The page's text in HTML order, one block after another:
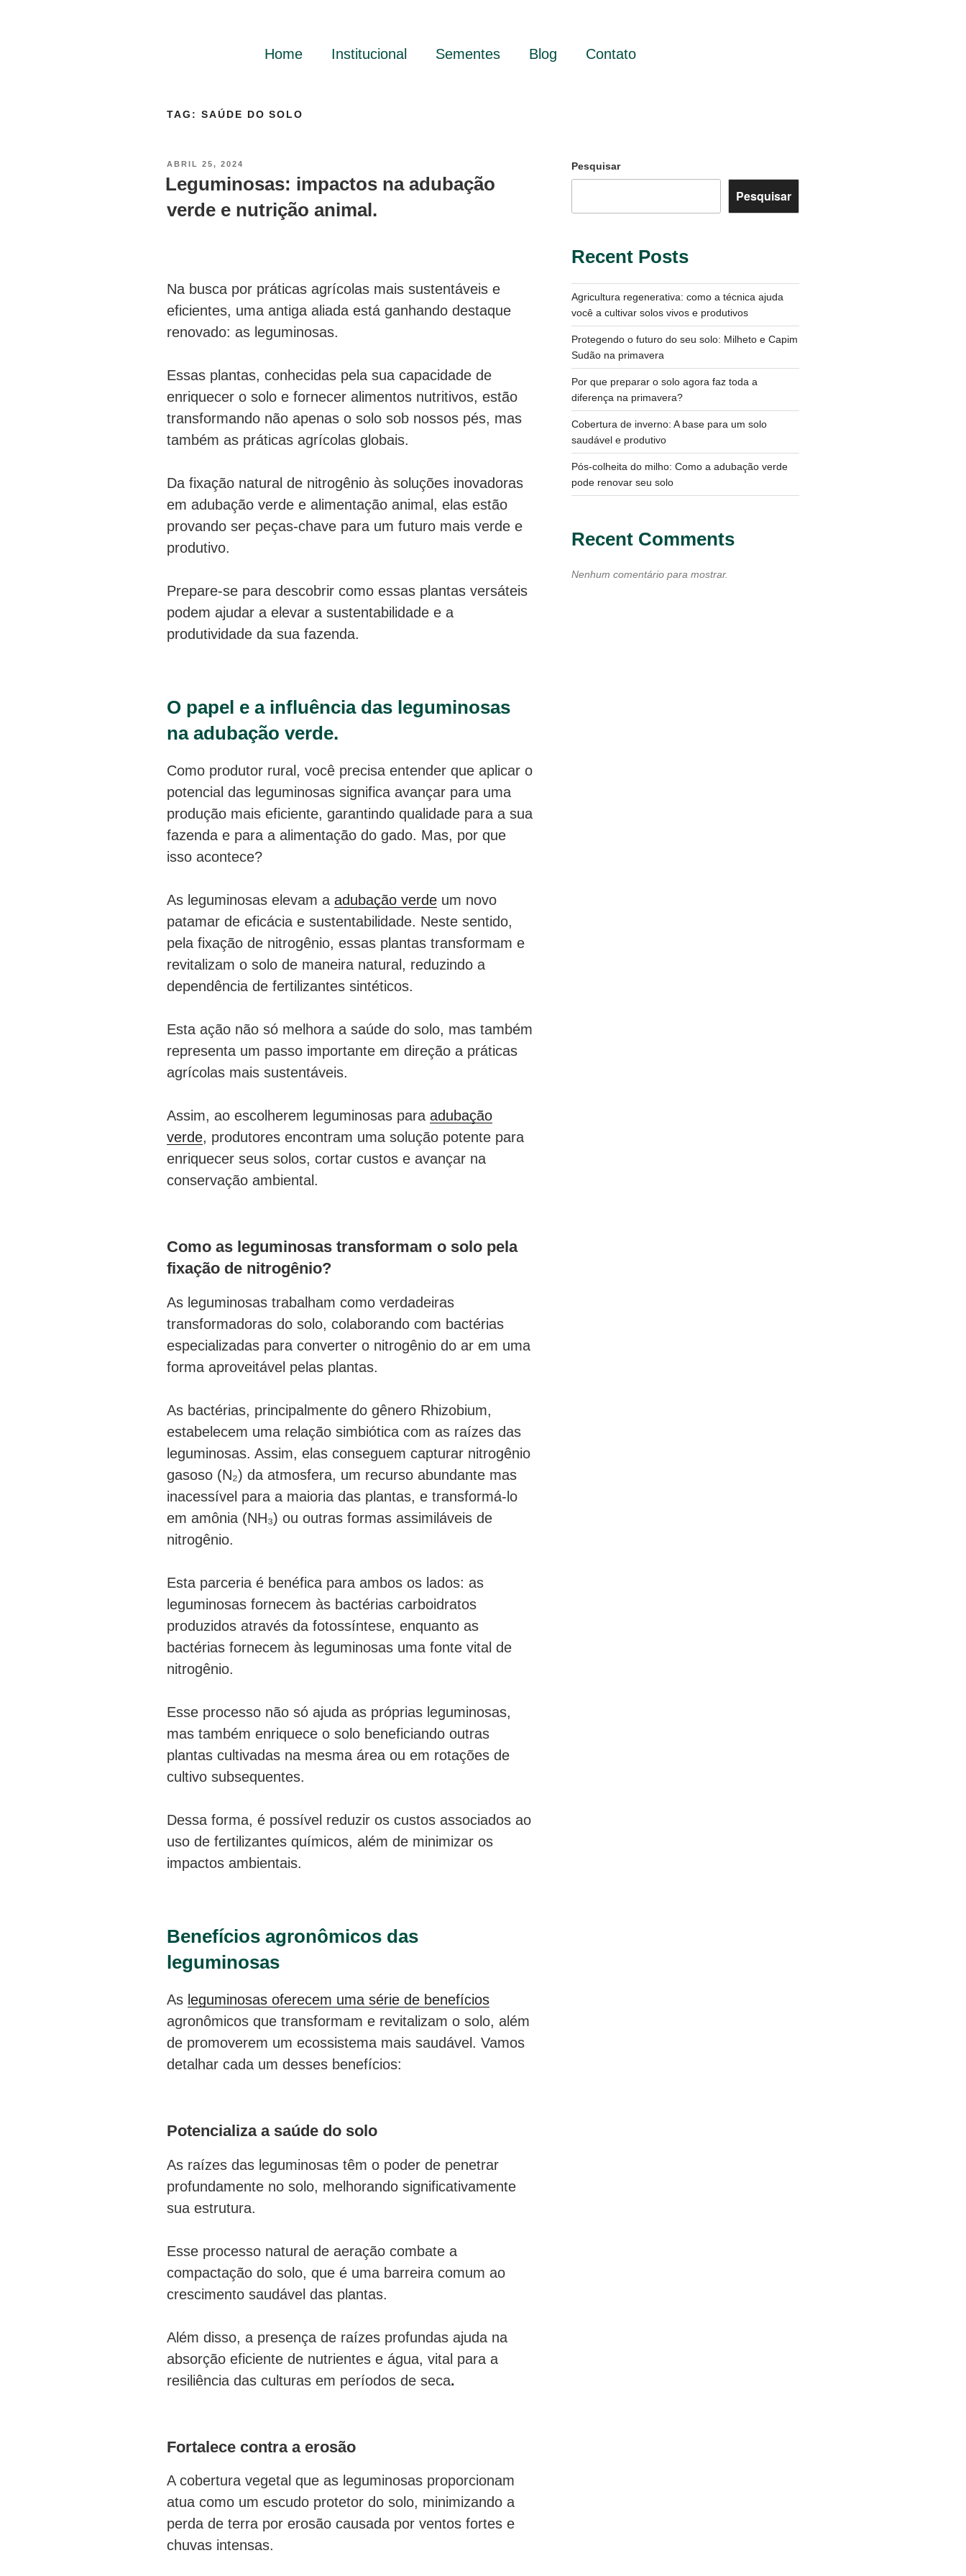
Home Institucional Sementes Blog Contato
TAG: SAÚDE DO SOLO
ABRIL 25, 2024
Leguminosas: impactos na adubação
verde e nutrição animal.
Na busca por práticas agrícolas mais sustentáveis e
eficientes, uma antiga aliada está ganhando destaque
renovado: as leguminosas.
Essas plantas, conhecidas pela sua capacidade de
enriquecer o solo e fornecer alimentos nutritivos, estão
transformando não apenas o solo sob nossos pés, mas
também as práticas agrícolas globais.
Da fixação natural de nitrogênio às soluções inovadoras
em adubação verde e alimentação animal, elas estão
provando ser peças-chave para um futuro mais verde e
produtivo.
Prepare-se para descobrir como essas plantas versáteis
podem ajudar a elevar a sustentabilidade e a
produtividade da sua fazenda.
O papel e a influência das leguminosas
na adubação verde.
Como produtor rural, você precisa entender que aplicar o
potencial das leguminosas significa avançar para uma
produção mais eficiente, garantindo qualidade para a sua
fazenda e para a alimentação do gado. Mas, por que
isso acontece?
As leguminosas elevam a adubação verde um novo
patamar de eficácia e sustentabilidade. Neste sentido,
pela fixação de nitrogênio, essas plantas transformam e
revitalizam o solo de maneira natural, reduzindo a
dependência de fertilizantes sintéticos.
Esta ação não só melhora a saúde do solo, mas também
representa um passo importante em direção a práticas
agrícolas mais sustentáveis.
Assim, ao escolherem leguminosas para adubação
verde, produtores encontram uma solução potente para
enriquecer seus solos, cortar custos e avançar na
conservação ambiental.
Como as leguminosas transformam o solo pela
fixação de nitrogênio?
As leguminosas trabalham como verdadeiras
transformadoras do solo, colaborando com bactérias
especializadas para converter o nitrogênio do ar em uma
forma aproveitável pelas plantas.
As bactérias, principalmente do gênero Rhizobium,
estabelecem uma relação simbiótica com as raízes das
leguminosas. Assim, elas conseguem capturar nitrogênio
gasoso (N₂) da atmosfera, um recurso abundante mas
inacessível para a maioria das plantas, e transformá-lo
em amônia (NH₃) ou outras formas assimiláveis de
nitrogênio.
Esta parceria é benéfica para ambos os lados: as
leguminosas fornecem às bactérias carboidratos
produzidos através da fotossíntese, enquanto as
bactérias fornecem às leguminosas uma fonte vital de
nitrogênio.
Esse processo não só ajuda as próprias leguminosas,
mas também enriquece o solo beneficiando outras
plantas cultivadas na mesma área ou em rotações de
cultivo subsequentes.
Dessa forma, é possível reduzir os custos associados ao
uso de fertilizantes químicos, além de minimizar os
impactos ambientais.
Benefícios agronômicos das
leguminosas
As leguminosas oferecem uma série de benefícios
agronômicos que transformam e revitalizam o solo, além
de promoverem um ecossistema mais saudável. Vamos
detalhar cada um desses benefícios:
Potencializa a saúde do solo
As raízes das leguminosas têm o poder de penetrar
profundamente no solo, melhorando significativamente
sua estrutura.
Esse processo natural de aeração combate a
compactação do solo, que é uma barreira comum ao
crescimento saudável das plantas.
Além disso, a presença de raízes profundas ajuda na
absorção eficiente de nutrientes e água, vital para a
resiliência das culturas em períodos de seca.
Fortalece contra a erosão
A cobertura vegetal que as leguminosas proporcionam
atua como um escudo protetor do solo, minimizando a
perda de terra por erosão causada por ventos fortes e
chuvas intensas.
Pesquisar
Pesquisar
Recent Posts
Agricultura regenerativa: como a técnica ajuda
você a cultivar solos vivos e produtivos
Protegendo o futuro do seu solo: Milheto e Capim
Sudão na primavera
Por que preparar o solo agora faz toda a
diferença na primavera?
Cobertura de inverno: A base para um solo
saudável e produtivo
Pós-colheita do milho: Como a adubação verde
pode renovar seu solo
Recent Comments
Nenhum comentário para mostrar.